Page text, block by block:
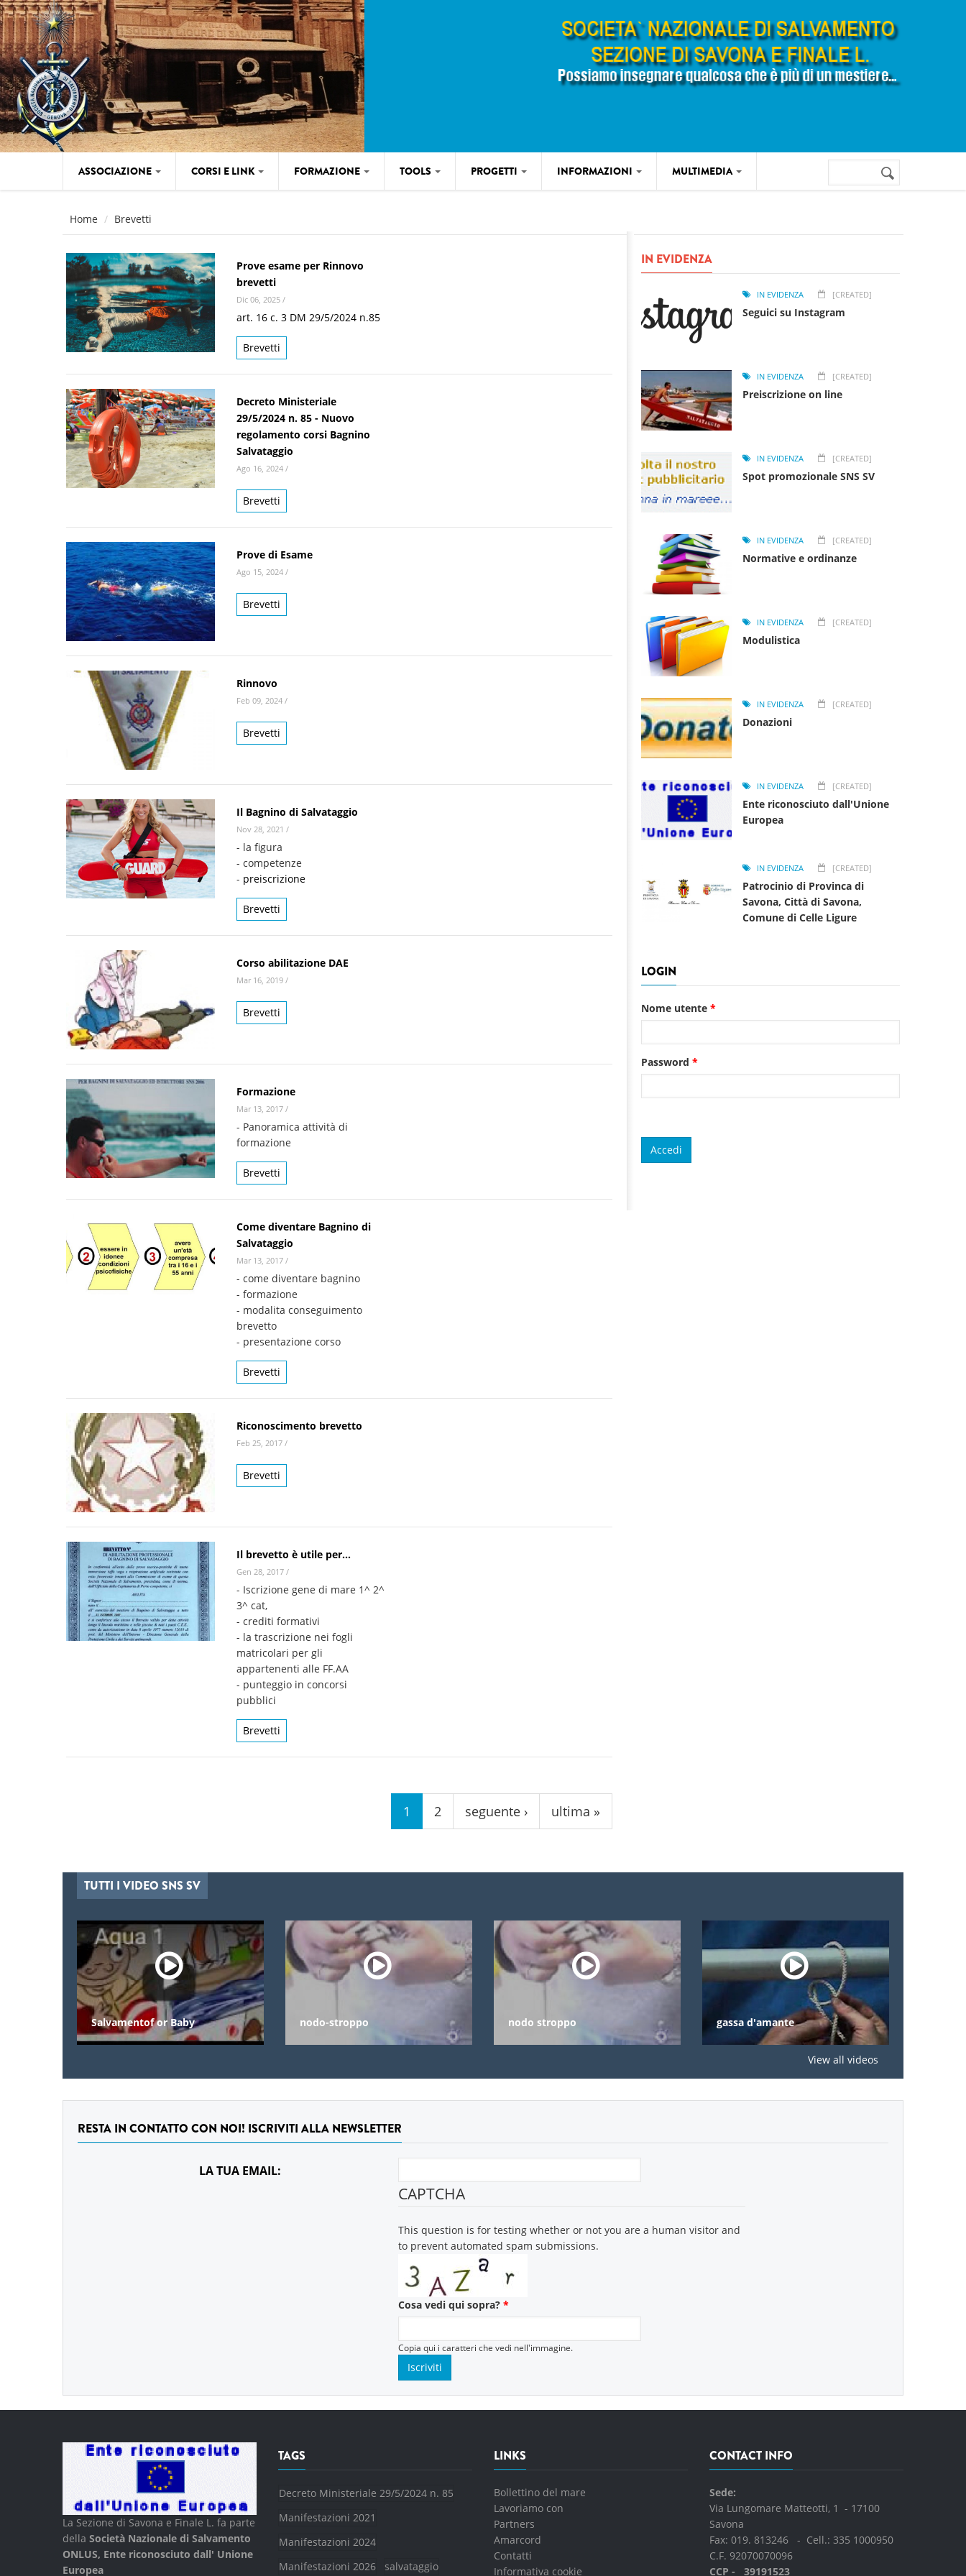
Salta al contenuto principale
ASSOCIAZIONE CORSI E LINK FORMAZIONE TOOLS PROGETTI INFORMAZIONI MULTIMEDIA Form di
Home Brevetti
Prove esame per Rinnovo
brevetti
Dic 06, 2025 /
art. 16 c. 3 DM 29/5/2024 n.85
Brevetti
Decreto Ministeriale
29/5/2024 n. 85 - Nuovo
regolamento corsi Bagnino
Salvataggio
Ago 16, 2024 /
Brevetti
Prove di Esame
Ago 15, 2024 /
Brevetti
Rinnovo
Feb 09, 2024 /
Brevetti
Il Bagnino di Salvataggio
Nov 28, 2021 /
- la figura
- competenze
- preiscrizione
Brevetti
Corso abilitazione DAE
Mar 16, 2019 /
Brevetti
Formazione
Mar 13, 2017 /
- Panoramica attività di
formazione
Brevetti
Come diventare Bagnino di
Salvataggio
Mar 13, 2017 /
- come diventare bagnino
- formazione
- modalita conseguimento
brevetto
- presentazione corso
Brevetti
Riconoscimento brevetto
Feb 25, 2017 /
Brevetti
Il brevetto è utile per...
Gen 28, 2017 /
- Iscrizione gene di mare 1^ 2^
3^ cat,
- crediti formativi
- la trascrizione nei fogli
matricolari per gli
appartenenti alle FF.AA
- punteggio in concorsi
pubblici
Brevetti
1 2 seguente › ultima »
IN EVIDENZA
IN EVIDENZA [CREATED]
Seguici su Instagram
IN EVIDENZA [CREATED]
Preiscrizione on line
IN EVIDENZA [CREATED]
Spot promozionale SNS SV
IN EVIDENZA [CREATED]
Normative e ordinanze
IN EVIDENZA [CREATED]
Modulistica
IN EVIDENZA [CREATED]
Donazioni
IN EVIDENZA [CREATED]
Ente riconosciuto dall'Unione
Europea
IN EVIDENZA [CREATED]
Patrocinio di Provinca di
Savona, Città di Savona,
Comune di Celle Ligure
LOGIN
Nome utente *
Password *
TUTTI I VIDEO SNS SV
Salvamentof or Baby nodo-stroppo nodo stroppo gassa d'amante
View all videos
RESTA IN CONTATTO CON NOI! ISCRIVITI ALLA NEWSLETTER
LA TUA EMAIL:
CAPTCHA
This question is for testing whether or not you are a human visitor and
to prevent automated spam submissions.
Cosa vedi qui sopra? *
Copia qui i caratteri che vedi nell'immagine.
La Sezione di Savona e Finale L. fa parte
della Società Nazionale di Salvamento
ONLUS, Ente riconosciuto dall' Unione
Europea
TAGS
Decreto Ministeriale 29/5/2024 n. 85
Manifestazioni 2021
Manifestazioni 2024
Manifestazioni 2026
salvataggio
LINKS
Bollettino del mare
Lavoriamo con
Partners
Amarcord
Contatti
Informativa cookie
CONTACT INFO
Sede:
Via Lungomare Matteotti, 1 - 17100
Savona
Fax: 019. 813246 - Cell.: 335 1000950
C.F. 92070070096
CCP - 39191523